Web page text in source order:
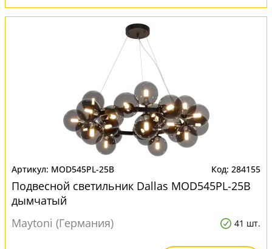
MOD545PL-25B 284155
Подвесной светильник Dallas MOD545PL-25B
дымчатый
Maytoni (Германия)
41 шт.